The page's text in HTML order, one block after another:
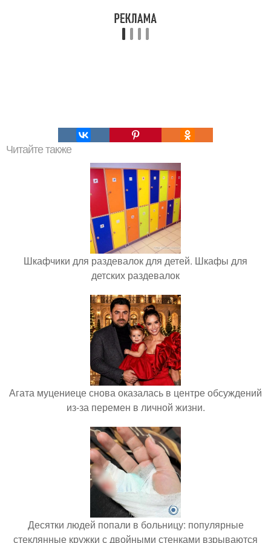
Читайте также
Шкафчики для раздевалок для детей. Шкафы для
детских раздевалок
Агата муцениеце снова оказалась в центре обсуждений
из-за перемен в личной жизни.
Десятки людей попали в больницу: популярные
стеклянные кружки с двойными стенками взрываются